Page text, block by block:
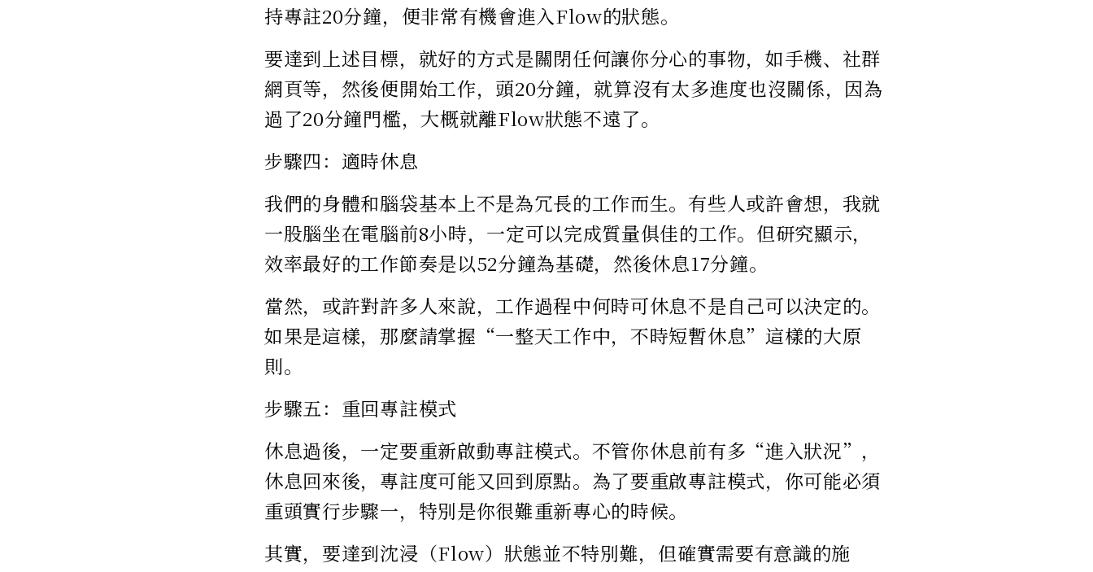
持專註20分鐘，便非常有機會進入Flow的狀態。
要達到上述目標，就好的方式是關閉任何讓你分心的事物，如手機、社群
網頁等，然後便開始工作，頭20分鐘，就算沒有太多進度也沒關係，因為
過了20分鐘門檻，大概就離Flow狀態不遠了。
步驟四：適時休息
我們的身體和腦袋基本上不是為冗長的工作而生。有些人或許會想，我就
一股腦坐在電腦前8小時，一定可以完成質量俱佳的工作。但研究顯示，
效率最好的工作節奏是以52分鐘為基礎，然後休息17分鐘。
當然，或許對許多人來說，工作過程中何時可休息不是自己可以決定的。
如果是這樣，那麼請掌握“一整天工作中，不時短暫休息”這樣的大原
則。
步驟五：重回專註模式
休息過後，一定要重新啟動專註模式。不管你休息前有多“進入狀況”，
休息回來後，專註度可能又回到原點。為了要重啟專註模式，你可能必須
重頭實行步驟一，特別是你很難重新專心的時候。
其實，要達到沈浸（Flow）狀態並不特別難，但確實需要有意識的施